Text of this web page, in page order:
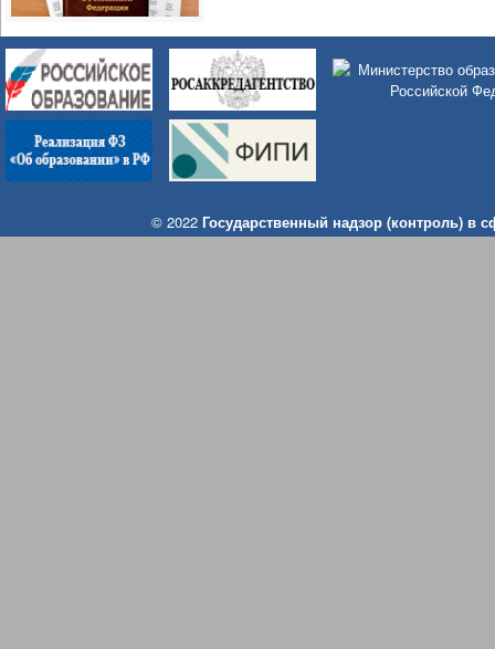
© 2022 Государственный надзор (контроль) в